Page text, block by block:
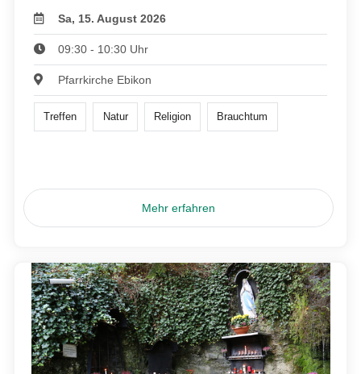
Sa, 15. August 2026
09:30 - 10:30 Uhr
Pfarrkirche Ebikon
Treffen Natur Religion Brauchtum
Mehr erfahren